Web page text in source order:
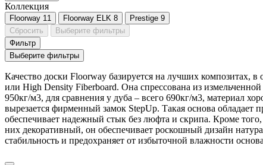
Коллекция
Floorway 11 Floorway ELK 8 Prestige 9
Сбросить
Выберите фильтры
Фильтр
Выберите фильтры
Качество доски Floorway базируется на лучших композитах,
или High Density Fiberboard. Она спрессована из
950кг/м3, для сравнения у дуба – всего 690кг/м3, материал
вырезается фирменный замок StepUp. Такая основа
обеспечивает надежный стык без люфта и скрипа. Кроме
них декоративный, он обеспечивает роскошный дизайн
стабильность и предохраняет от избыточной влажности